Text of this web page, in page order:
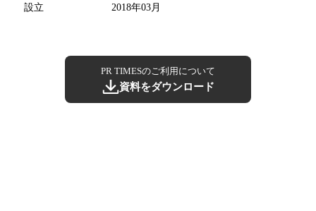
設立
2018年03月
PR TIMESのご利用について
資料をダウンロード